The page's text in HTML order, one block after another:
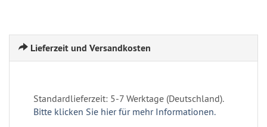
Lieferzeit und Versandkosten
Standardlieferzeit: 5-7 Werktage (Deutschland).
Bitte klicken Sie hier für mehr Informationen.